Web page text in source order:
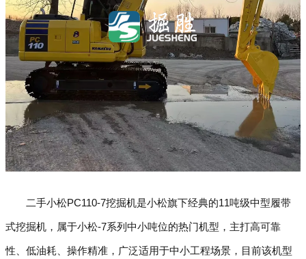
二手小松PC110-7挖掘机是小松旗下经典的11吨级中型履带
式挖掘机，属于小松-7系列中小吨位的热门机型，主打高可靠
性、低油耗、操作精准，广泛适用于中小工程场景，目前该机型